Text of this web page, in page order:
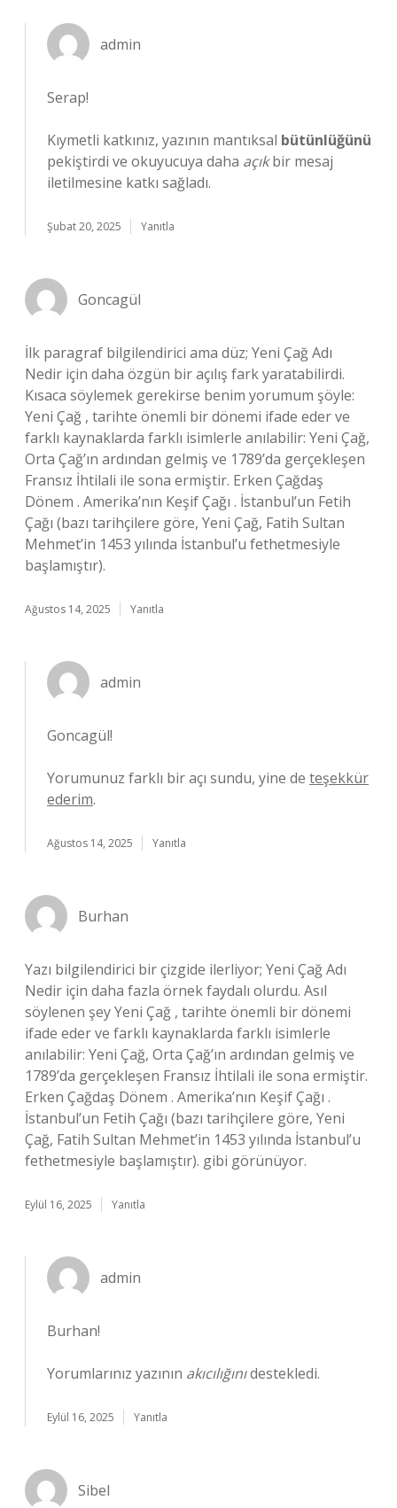
admin
Serap!
Kıymetli katkınız, yazının mantıksal bütünlüğünü
pekiştirdi ve okuyucuya daha açıkbir mesaj
iletilmesine katkı sağladı.
Şubat 20, 2025 Yanıtla
Goncagül
İlk paragraf bilgilendirici ama düz; Yeni Çağ Adı
Nedir için daha özgün bir açılış fark yaratabilirdi.
Kısaca söylemek gerekirse benim yorumum şöyle:
Yeni Çağ , tarihte önemli bir dönemi ifade eder ve
farklı kaynaklarda farklı isimlerle anılabilir: Yeni Çağ,
Orta Çağ’ın ardından gelmiş ve 1789’da gerçekleşen
Fransız İhtilali ile sona ermiştir. Erken Çağdaş
Dönem . Amerika’nın Keşif Çağı . İstanbul’un Fetih
Çağı (bazı tarihçilere göre, Yeni Çağ, Fatih Sultan
Mehmet’in 1453 yılında İstanbul’u fethetmesiyle
başlamıştır).
Ağustos 14, 2025 Yanıtla
admin
Goncagül!
Yorumunuz farklı bir açı sundu, yine de teşekkür
ederim.
Ağustos 14, 2025 Yanıtla
Burhan
Yazı bilgilendirici bir çizgide ilerliyor; Yeni Çağ Adı
Nedir için daha fazla örnek faydalı olurdu. Asıl
söylenen şey Yeni Çağ , tarihte önemli bir dönemi
ifade eder ve farklı kaynaklarda farklı isimlerle
anılabilir: Yeni Çağ, Orta Çağ’ın ardından gelmiş ve
1789’da gerçekleşen Fransız İhtilali ile sona ermiştir.
Erken Çağdaş Dönem . Amerika’nın Keşif Çağı .
İstanbul’un Fetih Çağı (bazı tarihçilere göre, Yeni
Çağ, Fatih Sultan Mehmet’in 1453 yılında İstanbul’u
fethetmesiyle başlamıştır). gibi görünüyor.
Eylül 16, 2025 Yanıtla
admin
Burhan!
Yorumlarınız yazının akıcılığınıdestekledi.
Eylül 16, 2025 Yanıtla
Sibel